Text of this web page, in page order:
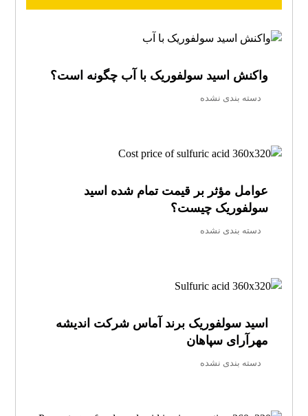
واکنش اسید سولفوریک با آب چگونه است؟
دسته بندی نشده
عوامل مؤثر بر قیمت تمام‌ شده اسید
سولفوریک چیست؟
دسته بندی نشده
اسید سولفوریک برند آماس شرکت اندیشه
مهرآرای سپاهان
دسته بندی نشده